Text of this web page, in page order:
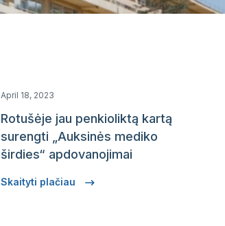
April 18, 2023
Rotušėje jau penkioliktą kartą
surengti „Auksinės mediko
širdies“ apdovanojimai
Skaityti plačiau